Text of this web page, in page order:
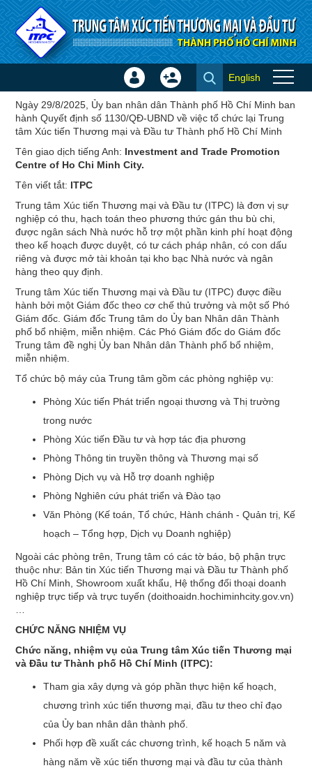
Truy cập nội dung luôn
Giới thiệu ITPC
Đăng
Tạo
khoản
English
×
Ngày 29/8/2025, Ủy ban nhân dân Thành phố Hồ Chí Minh ban
hành Quyết định số 1130/QĐ-UBND về việc tổ chức lại Trung
tâm Xúc tiến Thương mại và Đầu tư Thành phố Hồ Chí Minh
Tên giao dịch tiếng Anh: Investment and Trade Promotion
Centre of Ho Chi Minh City.
Tên viết tắt: ITPC
Trung tâm Xúc tiến Thương mại và Đầu tư (ITPC) là đơn vị sự
nghiệp có thu, hạch toán theo phương thức gán thu bù chi,
được ngân sách Nhà nước hỗ trợ một phần kinh phí hoạt động
theo kế hoạch được duyệt, có tư cách pháp nhân, có con dấu
riêng và được mở tài khoản tại kho bạc Nhà nước và ngân
hàng theo quy định.
Trung tâm Xúc tiến Thương mại và Đầu tư (ITPC) được điều
hành bởi một Giám đốc theo cơ chế thủ trưởng và một số Phó
Giám đốc. Giám đốc Trung tâm do Ủy ban Nhân dân Thành
phố bổ nhiệm, miễn nhiệm. Các Phó Giám đốc do Giám đốc
Trung tâm đề nghị Ủy ban Nhân dân Thành phố bổ nhiệm,
miễn nhiệm.
Tổ chức bộ máy của Trung tâm gồm các phòng nghiệp vụ:
Phòng Xúc tiến Phát triển ngoại thương và Thị trường
trong nước
Phòng Xúc tiến Đầu tư và hợp tác địa phương
Phòng Thông tin truyền thông và Thương mại số
Phòng Dịch vụ và Hỗ trợ doanh nghiệp
Phòng Nghiên cứu phát triển và Đào tạo
Văn Phòng (Kế toán, Tổ chức, Hành chánh - Quản trị, Kế
hoạch – Tổng hợp, Dịch vụ Doanh nghiệp)
Ngoài các phòng trên, Trung tâm có các tờ báo, bộ phận trực
thuộc như: Bản tin Xúc tiến Thương mại và Đầu tư Thành phố
Hồ Chí Minh, Showroom xuất khẩu, Hệ thống đối thoại doanh
nghiệp trực tiếp và trực tuyến (doithoaidn.hochiminhcity.gov.vn)
CHỨC NĂNG NHIỆM VỤ
Chức năng, nhiệm vụ của Trung tâm Xúc tiến Thương mại
và Đầu tư Thành phố Hồ Chí Minh (ITPC):
Tham gia xây dựng và góp phần thực hiện kế hoạch,
chương trình xúc tiến thương mại, đầu tư theo chỉ đạo
của Ủy ban nhân dân thành phố.
Phối hợp đề xuất các chương trình, kế hoạch 5 năm và
hàng năm về xúc tiến thương mại và đầu tư của thành